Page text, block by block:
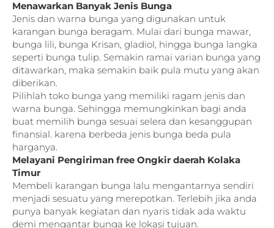
Menawarkan Banyak Jenis Bunga
Jenis dan warna bunga yang digunakan untuk
karangan bunga beragam. Mulai dari bunga mawar,
bunga lili, bunga Krisan, gladiol, hingga bunga langka
seperti bunga tulip. Semakin ramai varian bunga yang
ditawarkan, maka semakin baik pula mutu yang akan
diberikan.
Pilihlah toko bunga yang memiliki ragam jenis dan
warna bunga. Sehingga memungkinkan bagi anda
buat memilih bunga sesuai selera dan kesanggupan
finansial. karena berbeda jenis bunga beda pula
harganya.
Melayani Pengiriman free Ongkir daerah Kolaka
Timur
Membeli karangan bunga lalu mengantarnya sendiri
menjadi sesuatu yang merepotkan. Terlebih jika anda
punya banyak kegiatan dan nyaris tidak ada waktu
demi mengantar bunga ke lokasi tujuan.